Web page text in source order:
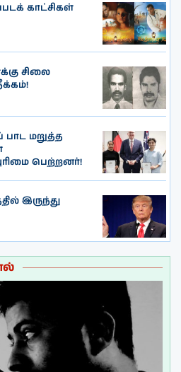
காட்சிகள்
சிலை
மறுத்த
பெற்றனர்!
இருந்து